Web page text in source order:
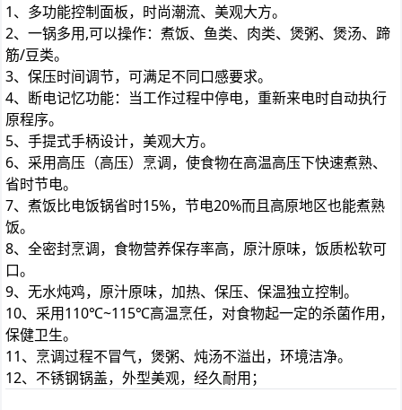
1、多功能控制面板，时尚潮流、美观大方。
2、一锅多用,可以操作：煮饭、鱼类、肉类、煲粥、煲汤、蹄
筋/豆类。
3、保压时间调节，可满足不同口感要求。
4、断电记忆功能：当工作过程中停电，重新来电时自动执行
原程序。
5、手提式手柄设计，美观大方。
6、采用高压（高压）烹调，使食物在高温高压下快速煮熟、
省时节电。
7、煮饭比电饭锅省时15%，节电20%而且高原地区也能煮熟
饭。
8、全密封烹调，食物营养保存率高，原汁原味，饭质松软可
口。
9、无水炖鸡，原汁原味，加热、保压、保温独立控制。
10、采用110℃~115℃高温烹任，对食物起一定的杀菌作用，
保健卫生。
11、烹调过程不冒气，煲粥、炖汤不溢出，环境洁净。
12、不锈钢锅盖，外型美观，经久耐用；